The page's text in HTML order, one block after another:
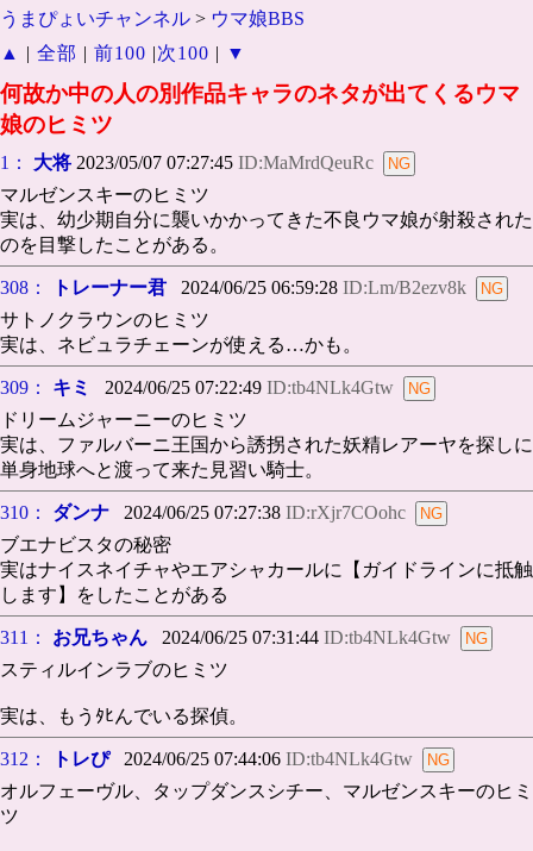
うまぴょいチャンネル > ウマ娘BBS
▲
| 全部 | 前100 |次100 | ▼
何故か中の人の別作品キャラのネタが出てくるウマ
娘のヒミツ
1： 大将 2023/05/07 07:27:45 ID:MaMrdQeuRc
マルゼンスキーのヒミツ
実は、幼少期自分に襲いかかってきた不良ウマ娘が射殺された
のを目撃したことがある。
308： トレーナー君 2024/06/25 06:59:28 ID:Lm/B2ezv8k
サトノクラウンのヒミツ
実は、ネビュラチェーンが使える…かも。
309： キミ 2024/06/25 07:22:49 ID:tb4NLk4Gtw
ドリームジャーニーのヒミツ
実は、ファルバーニ王国から誘拐された妖精レアーヤを探しに
単身地球へと渡って来た見習い騎士。
310： ダンナ 2024/06/25 07:27:38 ID:rXjr7COohc
ブエナビスタの秘密
実はナイスネイチャやエアシャカールに【ガイドラインに抵触
します】をしたことがある
311： お兄ちゃん 2024/06/25 07:31:44 ID:tb4NLk4Gtw
スティルインラブのヒミツ
実は、もうﾀﾋんでいる探偵。
312： トレぴ2024/06/25 07:44:06 ID:tb4NLk4Gtw
オルフェーヴル、タップダンスシチー、マルゼンスキーのヒミ
ツ